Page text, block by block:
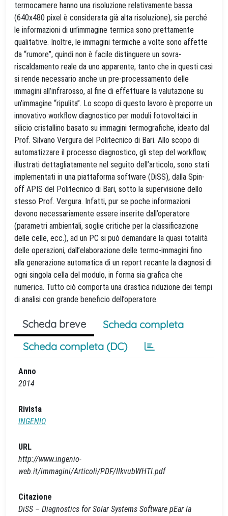
termocamere hanno una risoluzione relativamente bassa
(640x480 pixel è considerata già alta risoluzione), sia perché
le informazioni di un’immagine termica sono prettamente
qualitative. Inoltre, le immagini termiche a volte sono affette
da “rumore”, quindi non è facile distinguere un sovra-
riscaldamento reale da uno apparente, tanto che in questi casi
si rende necessario anche un pre-processamento delle
immagini all’infrarosso, al fine di effettuare la valutazione su
un’immagine “ripulita”. Lo scopo di questo lavoro è proporre un
innovativo workflow diagnostico per moduli fotovoltaici in
silicio cristallino basato su immagini termografiche, ideato dal
Prof. Silvano Vergura del Politecnico di Bari. Allo scopo di
automatizzare il processo diagnostico, gli step del workflow,
illustrati dettagliatamente nel seguito dell’articolo, sono stati
implementati in una piattaforma software (DiSS), dalla Spin-
off APIS del Politecnico di Bari, sotto la supervisione dello
stesso Prof. Vergura. Infatti, pur se poche informazioni
devono necessariamente essere inserite dall’operatore
(parametri ambientali, soglie critiche per la classificazione
delle celle, ecc.), ad un PC si può demandare la quasi totalità
delle operazioni, dall’elaborazione delle termo-immagini fino
alla generazione automatica di un report recante la diagnosi di
ogni singola cella del modulo, in forma sia grafica che
numerica. Tutto ciò comporta una drastica riduzione dei tempi
di analisi con grande beneficio dell’operatore.
Scheda breve
Scheda completa
Scheda completa (DC)
Anno
2014
Rivista
INGENIO
URL
http://www.ingenio-
web.it/immagini/Articoli/PDF/llkvubWHTl.pdf
Citazione
DiSS – Diagnostics for Solar Systems Software pEar la